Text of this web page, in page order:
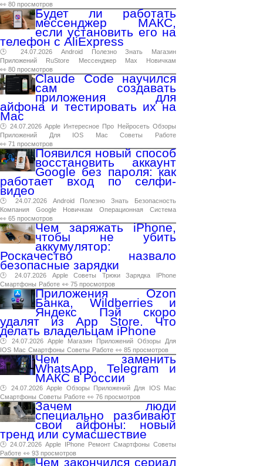
👀 80 просмотров
Будет ли работать
мессенджер МАКС,
если установить его на
телефон с AliExpress
🕑 24.07.2026 Android Полезно Знать
Магазин
Приложений
RuStore Мессенджер Max
Новичкам
👀 80 просмотров
Claude Code научился
сам создавать
приложения для
айфона и тестировать их на
Mac
🕑 24.07.2026 Apple Интересное Про Нейросеть Обзоры
Приложений
Для IOS Mac Советы
Работе
👀 71 просмотров
Появился новый способ
восстановить аккаунт
Google без пароля: как
работает вход по селфи-
видео
🕑 24.07.2026 Android Полезно Знать
Безопасность
Компания
Google Новичкам Операционная
Система
👀 65 просмотров
Чем заряжать iPhone,
чтобы не убить
аккумулятор:
Роскачество назвало
безопасные зарядки
🕑 24.07.2026 Apple Советы Трюки Зарядка
IPhone
Смартфоны Работе 👀 75 просмотров
Приложения Ozon
Банка, Wildberries и
Яндекс Пэй скоро
удалят из App Store. Что
делать владельцам iPhone
🕑 24.07.2026 Apple Магазин Приложений Обзоры
Для
IOS Mac Смартфоны Советы Работе 👀 85 просмотров
Чем заменить
WhatsApp, Telegram и
МАКС в России
🕑 24.07.2026 Apple Обзоры Приложений Для IOS
Mac
Смартфоны Советы Работе 👀 76 просмотров
Зачем люди
специально разбивают
свои айфоны: новый
тренд или сумасшествие
🕑 24.07.2026 Apple IPhone Ремонт Смартфоны Советы
Работе 👀 93 просмотров
Чем закончился сериал